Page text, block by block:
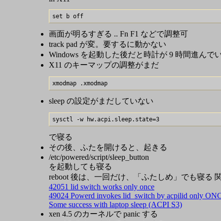
画面が明るすぎる .. Fn F1 などで調整可
track pad が変。要するに動かない
Windows を起動した後だと時計が 9 時間進んで
X11 のキーマップの調整がまだ
sleep の設定がまだしていない
で寝る
その後、ふたを開けると、起きる
/etc/powered/script/sleep_button
を起動しても寝る
reboot 後は、一回だけ、「ふたしめ」でも寝る
42051 lid switch works only once
49024 Powerd invokes lid_switch by acpilid only
Some success with laptop sleep (ACPI S3)
xen 4.5 のカーネルで panic する